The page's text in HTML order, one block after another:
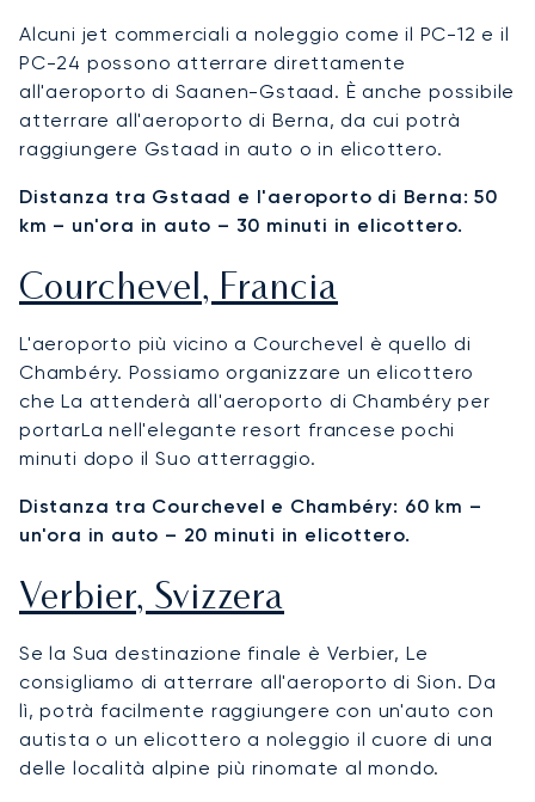
Alcuni jet commerciali a noleggio come il PC-12 e il
PC-24 possono atterrare direttamente
all'aeroporto di Saanen-Gstaad. È anche possibile
atterrare all'aeroporto di Berna, da cui potrà
raggiungere Gstaad in auto o in elicottero.
Distanza tra Gstaad e l'aeroporto di Berna: 50
km – un'ora in auto – 30 minuti in elicottero.
Courchevel, Francia
L'aeroporto più vicino a Courchevel è quello di
Chambéry. Possiamo organizzare un elicottero
che La attenderà all'aeroporto di Chambéry per
portarLa nell'elegante resort francese pochi
minuti dopo il Suo atterraggio.
Distanza tra Courchevel e Chambéry: 60 km –
un'ora in auto – 20 minuti in elicottero.
Verbier, Svizzera
Se la Sua destinazione finale è Verbier, Le
consigliamo di atterrare all'aeroporto di Sion. Da
lì, potrà facilmente raggiungere con un'auto con
autista o un elicottero a noleggio il cuore di una
delle località alpine più rinomate al mondo.